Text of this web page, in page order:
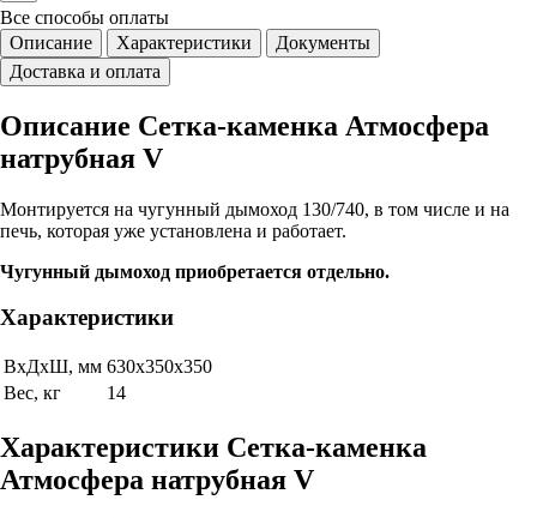
Все способы оплаты
Описание
Характеристики
Документы
Доставка и оплата
Описание Сетка-каменка Атмосфера
натрубная V
Монтируется на чугунный дымоход 130/740, в том числе и на
печь, которая уже установлена и работает.
Чугунный дымоход приобретается отдельно.
Характеристики
ВхДхШ, мм 630х350х350
Вес, кг
14
Характеристики Сетка-каменка
Атмосфера натрубная V